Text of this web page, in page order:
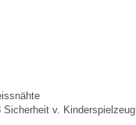
v. Kinderspielzeug